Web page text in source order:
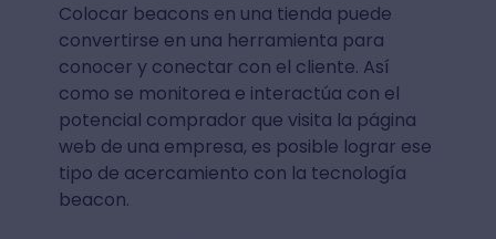
Colocar beacons en una tienda puede
convertirse en una herramienta para
conocer y conectar con el cliente. Así
como se monitorea e interactúa con el
potencial comprador que visita la página
web de una empresa, es posible lograr ese
tipo de acercamiento con la tecnología
beacon.